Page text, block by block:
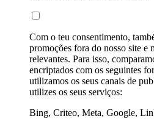
Com o teu consentimento,
promoções fora do nosso site e
relevantes. Para isso,
encriptados com os seguintes
utilizamos os seus canais de
utilizes os seus serviços:
Bing, Criteo, Meta, Google,